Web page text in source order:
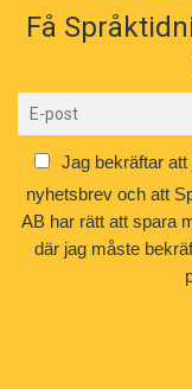
Få
Jag bekräftar
nyhetsbrev och att
AB har rätt att spara
där jag måste